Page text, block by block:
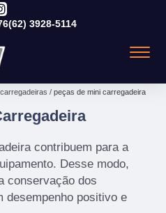
(62) 3928-5114
peças de mini carregadeira
contribuem para a
Desse modo,
conservação dos
desempenho positivo e